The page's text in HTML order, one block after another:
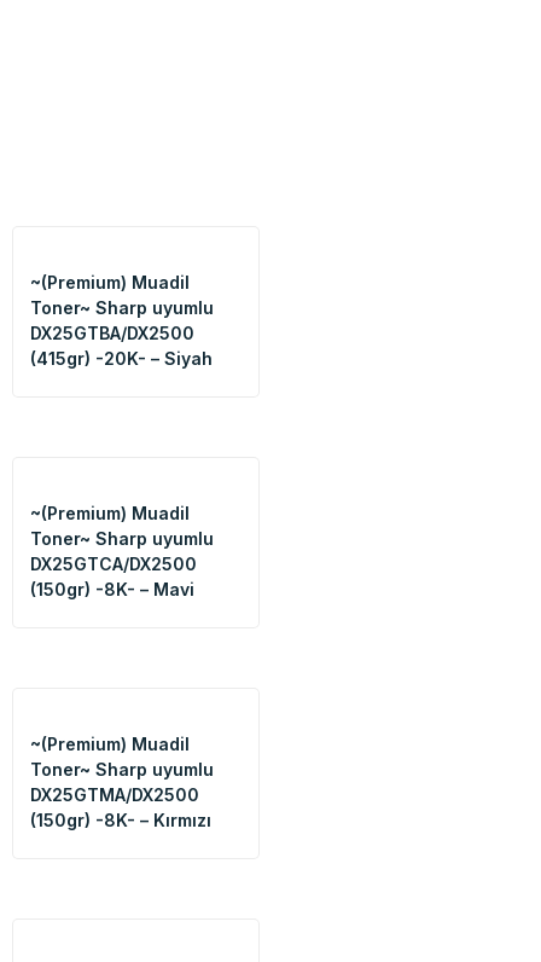
~(Premium) Muadil
Toner~ Sharp uyumlu
DX25GTBA/DX2500
(415gr) -20K- – Siyah
~(Premium) Muadil
Toner~ Sharp uyumlu
DX25GTCA/DX2500
(150gr) -8K- – Mavi
~(Premium) Muadil
Toner~ Sharp uyumlu
DX25GTMA/DX2500
(150gr) -8K- – Kırmızı